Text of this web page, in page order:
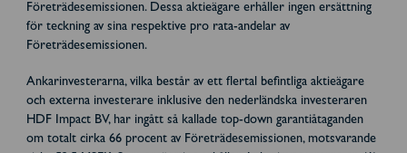
Företrädesemissionen. Dessa aktieägare erhåller ingen ersättning
för teckning av sina respektive pro rata-andelar av
Företrädesemissionen.
Ankarinvesterarna, vilka består av ett flertal befintliga aktieägare
och externa investerare inklusive den nederländska investeraren
HDF Impact BV, har ingått så kallade top-down garantiåtaganden
om totalt cirka 66 procent av Företrädesemissionen, motsvarande